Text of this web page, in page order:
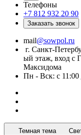
Телефоны
+7 812 932 20 90
Заказать звонок
mail@sowpol.ru
г. Санкт-
ый этаж, вход с
Максидома
Пн - Вск: с 11:00
Темная тема